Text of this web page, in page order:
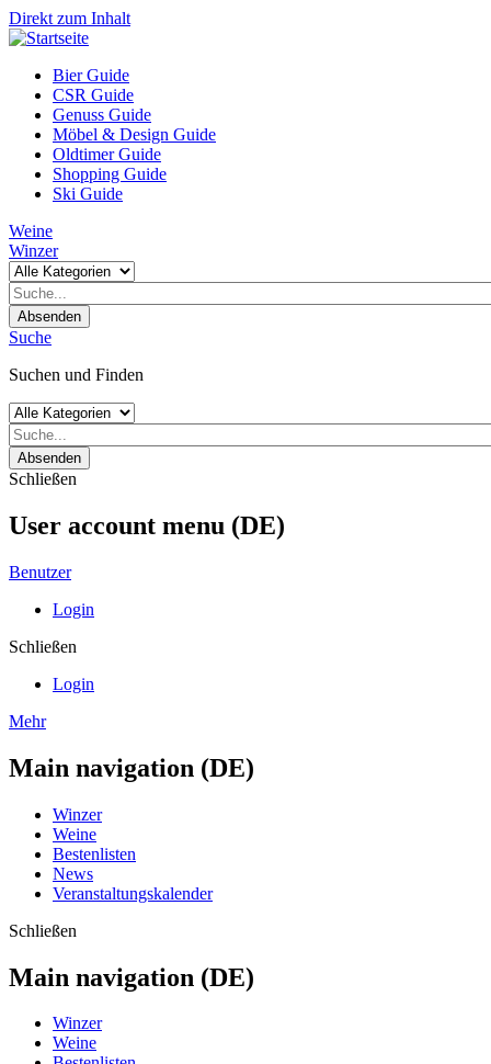
Direkt zum Inhalt
Bier Guide
CSR Guide
Genuss Guide
Möbel & Design Guide
Oldtimer Guide
Shopping Guide
Ski Guide
Weine
Winzer
Absenden
Suche
Suchen und Finden
Absenden
Schließen
User account menu (DE)
Benutzer
Login
Schließen
Login
Mehr
Main navigation (DE)
Winzer
Weine
Bestenlisten
News
Veranstaltungskalender
Schließen
Main navigation (DE)
Winzer
Weine